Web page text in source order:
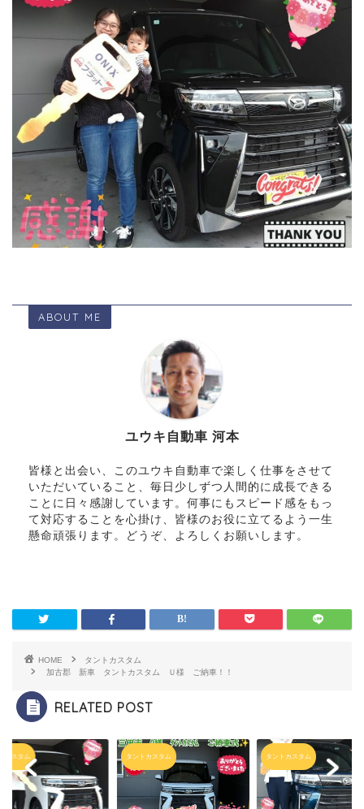
ABOUT ME
ユウキ自動車 河本
皆様と出会い、このユウキ自動車で楽しく仕事をさせて
いただいていること、毎日少しずつ人間的に成長できる
ことに日々感謝しています。何事にもスピード感をもっ
て対応することを心掛け、皆様のお役に立てるよう一生
懸命頑張ります。どうぞ、よろしくお願いします。
HOME
タントカスタム
加古郡 新車 タントカスタム Ｕ様 ご納車！！
RELATED POST
カスタム タントカスタム タントカスタム